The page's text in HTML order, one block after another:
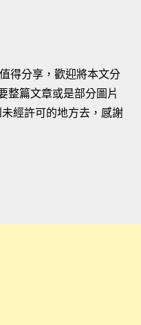
得分享，歡迎將本文分
整篇文章或是部分圖片
經許可的地方去，感謝